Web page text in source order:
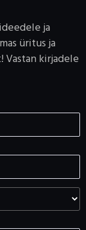
ja
üritus ja
Vastan kirjadele